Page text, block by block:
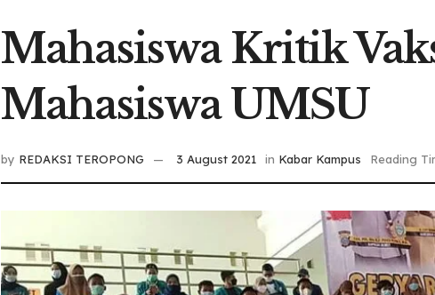
Mahasiswa Kritik
Mahasiswa UMSU
by REDAKSI TEROPONG 3 August 2021 in Kabar Kampus Reading